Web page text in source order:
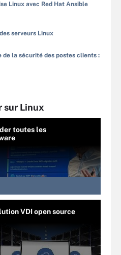
Linux avec Red Hat Ansible
serveurs Linux
la sécurité des postes clients :
sur Linux
toutes les
VDI open source